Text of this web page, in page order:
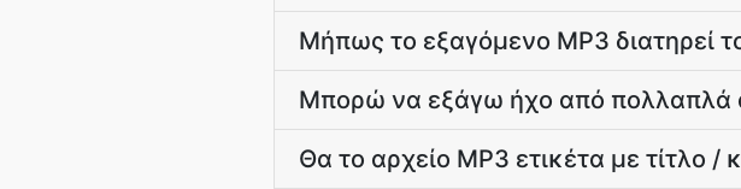
Μήπως το εξαγόμενο MP3 διατηρεί
Μπορώ να εξάγω ήχο από πολλαπλά
Θα το αρχείο MP3 ετικέτα με τίτλο